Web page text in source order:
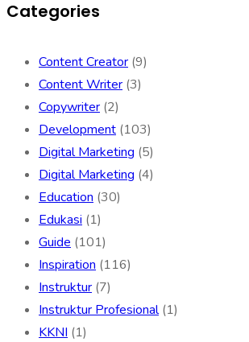
Categories
Content Creator (9)
Content Writer (3)
Copywriter (2)
Development (103)
Digital Marketing (5)
Digital Marketing (4)
Education (30)
Edukasi (1)
Guide (101)
Inspiration (116)
Instruktur (7)
Instruktur Profesional(1)
KKNI (1)